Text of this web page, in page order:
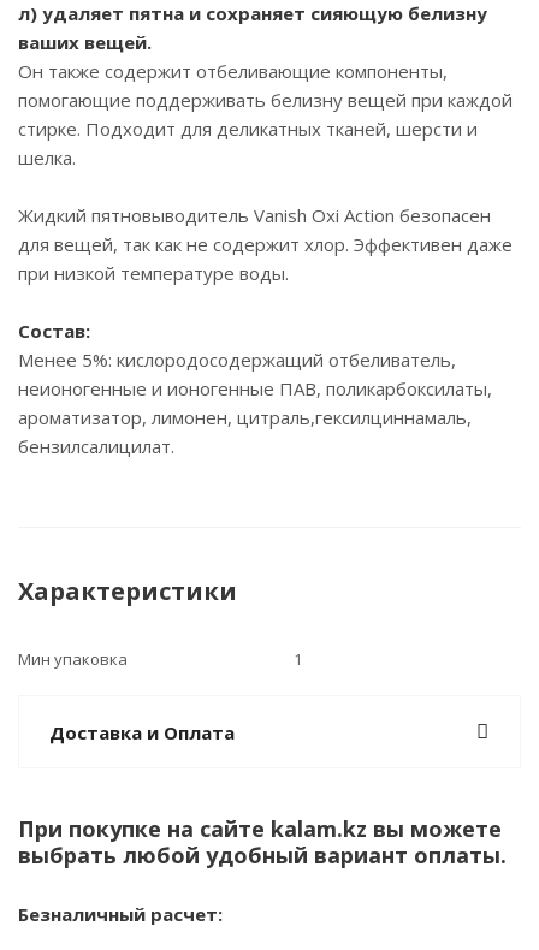
л) удаляет пятна и сохраняет сияющую белизну
ваших вещей.
Он также содержит отбеливающие компоненты,
помогающие поддерживать белизну вещей при каждой
стирке. Подходит для деликатных тканей, шерсти и
шелка.
Жидкий пятновыводитель Vanish Oxi Action безопасен
для вещей, так как не содержит хлор. Эффективен даже
при низкой температуре воды.
Состав:
Менее 5%: кислородосодержащий отбеливатель,
неионогенные и ионогенные ПАВ, поликарбоксилаты,
ароматизатор, лимонен, цитраль,гексилциннамаль,
бензилсалицилат.
Характеристики
Мин упаковка 1
Доставка и Оплата
При покупке на сайте kalam.kz вы можете
выбрать любой удобный вариант оплаты.
Безналичный расчет: